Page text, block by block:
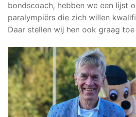
bondscoach, hebben we een lijst
paralympiërs die zich willen
Daar stellen wij hen ook graag